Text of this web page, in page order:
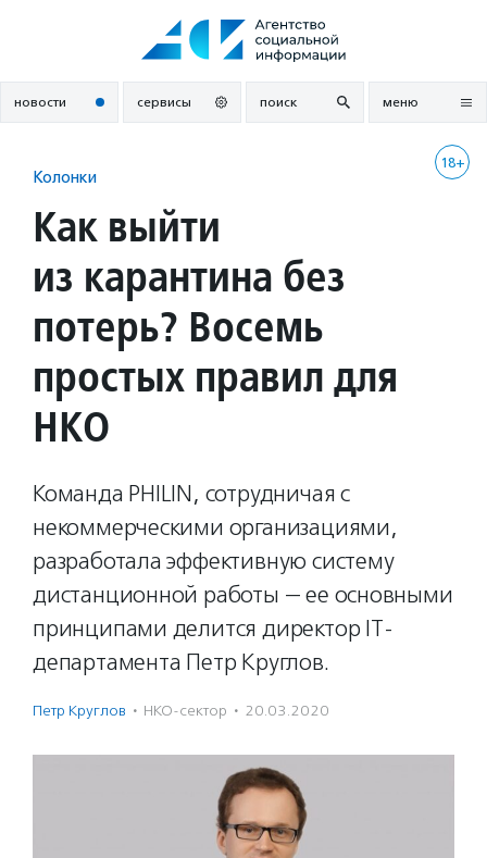
новости сервисы поиск меню
18+
Колонки
Как выйти
из карантина без
потерь? Восемь
простых правил для
НКО
Команда PHILIN, сотрудничая с
некоммерческими организациями,
разработала эффективную систему
дистанционной работы — ее основными
принципами делится директор IT-
департамента Петр Круглов.
Петр Круглов · НКО-сектор · 20.03.2020